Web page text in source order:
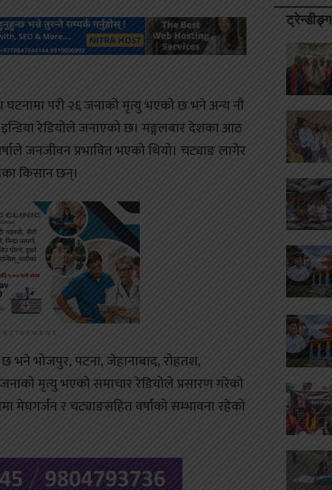
घटनामा परी २६ जनाको मृत्यु भएको छ भने अन्य नौ
रेडियोले जनाएको छ। मङ्गलबार देशका आठ
जनजीवन प्रभावित भएको थियो। चट्याङ लागेर
किसान छन्।
भने भोजपुर, पटना, जेहानाबाद, रोहतश,
मृत्यु भएको समाचार रेडियोले प्रसारण गरेको
मेघगर्जन र चट्याङसहित वर्षाको सम्भावना रहेको
ट्रेन्डीङ्ग